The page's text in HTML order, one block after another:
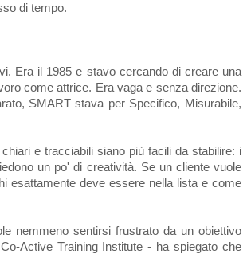
di tempo.
Era il 1985 e stavo cercando di creare una
come attrice. Era vaga e senza direzione.
SMART stava per Specifico, Misurabile,
e tracciabili siano più facili da stabilire: i
un po' di creatività. Se un cliente vuole
esattamente deve essere nella lista e come
nemmeno sentirsi frustrato da un obiettivo
Active Training Institute - ha spiegato che